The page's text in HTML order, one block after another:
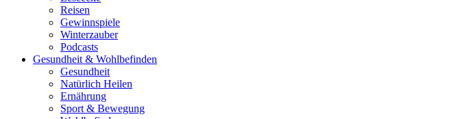
Reisen
Gewinnspiele
Winterzauber
Podcasts
Gesundheit & Wohlbefinden
Gesundheit
Natürlich Heilen
Ernährung
Sport & Bewegung